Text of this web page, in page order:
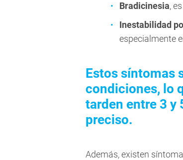
Bradicinesia,
Inestabilidad
especialmente
Estos síntomas
condiciones, lo
tarden entre 3 y
preciso.
Además, existen